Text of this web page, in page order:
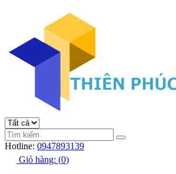
Hotline: 0947893139
Giỏ hàng: (0)